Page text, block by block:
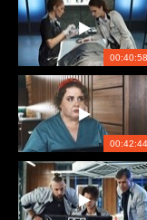
00:40:58
00:42:44